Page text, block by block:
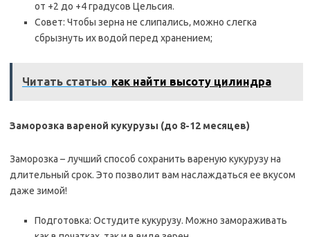
от +2 до +4 градусов Цельсия.
Совет: Чтобы зерна не слипались‚ можно слегка
сбрызнуть их водой перед хранением;
Читать статью как найти высоту цилиндра
Заморозка вареной кукурузы (до 8-12 месяцев)
Заморозка – лучший способ сохранить вареную кукурузу на
длительный срок. Это позволит вам наслаждаться ее вкусом
даже зимой!
Подготовка: Остудите кукурузу. Можно замораживать